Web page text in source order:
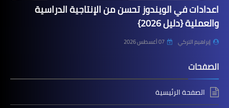
اعدادات في الويندوز تحسن من الإنتاجية الدراسية
والعملية {دليل 2026}
إبراهيم التركي 07 أغسطس 2026
الصفحات
الصفحة الرئيسية